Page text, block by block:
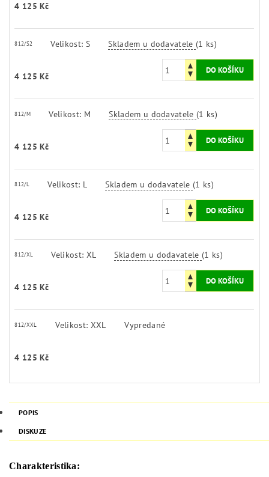
4 125 Kč
812/S2 Velikost: S Skladem u dodavatele(1 ks)
4 125 Kč
812/M Velikost: M Skladem u dodavatele(1 ks)
4 125 Kč
812/L Velikost: L Skladem u dodavatele(1 ks)
4 125 Kč
812/XL Velikost: XL Skladem u dodavatele(1 ks)
4 125 Kč
812/XXL Velikost: XXL Vypredané
4 125 Kč
POPIS
DISKUZE
Charakteristika: